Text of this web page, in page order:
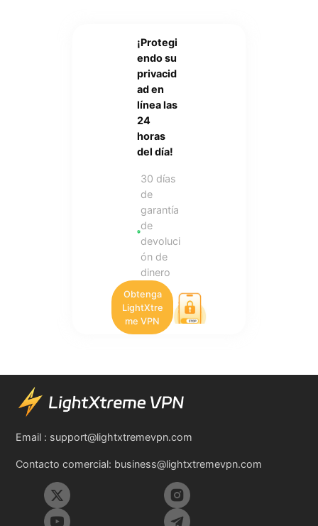
¡Protegi
endo su
privacid
ad en
línea las
24
horas
del día!
30 días
de
garantía
de
devoluci
ón de
dinero
Obtenga
LightXtre
me VPN
Email : support@lightxtremevpn.com
Contacto comercial: business@lightxtremevpn.com